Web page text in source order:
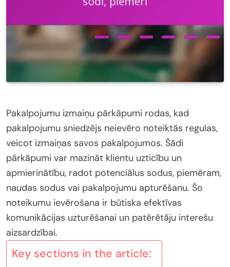
Pakalpojumu izmaiņu pārkāpumi rodas, kad
pakalpojumu sniedzējs neievēro noteiktās regulas,
veicot izmaiņas savos pakalpojumos. Šādi
pārkāpumi var mazināt klientu uzticību un
apmierinātību, radot potenciālus sodus, piemēram,
naudas sodus vai pakalpojumu apturēšanu. Šo
noteikumu ievērošana ir būtiska efektīvas
komunikācijas uzturēšanai un patērētāju interešu
aizsardzībai.
Key sections in the article: